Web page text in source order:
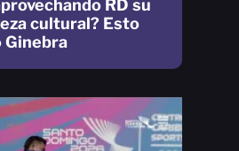
RD su
cultural? Esto
Ginebra